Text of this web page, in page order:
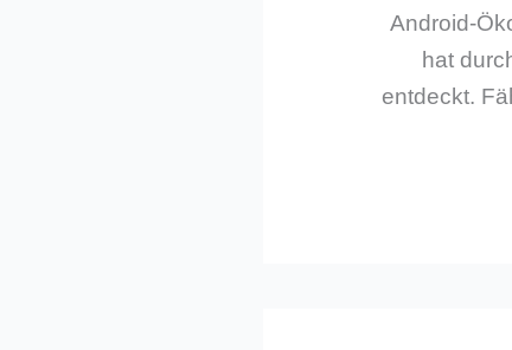
Android-
hat
entdeckt.